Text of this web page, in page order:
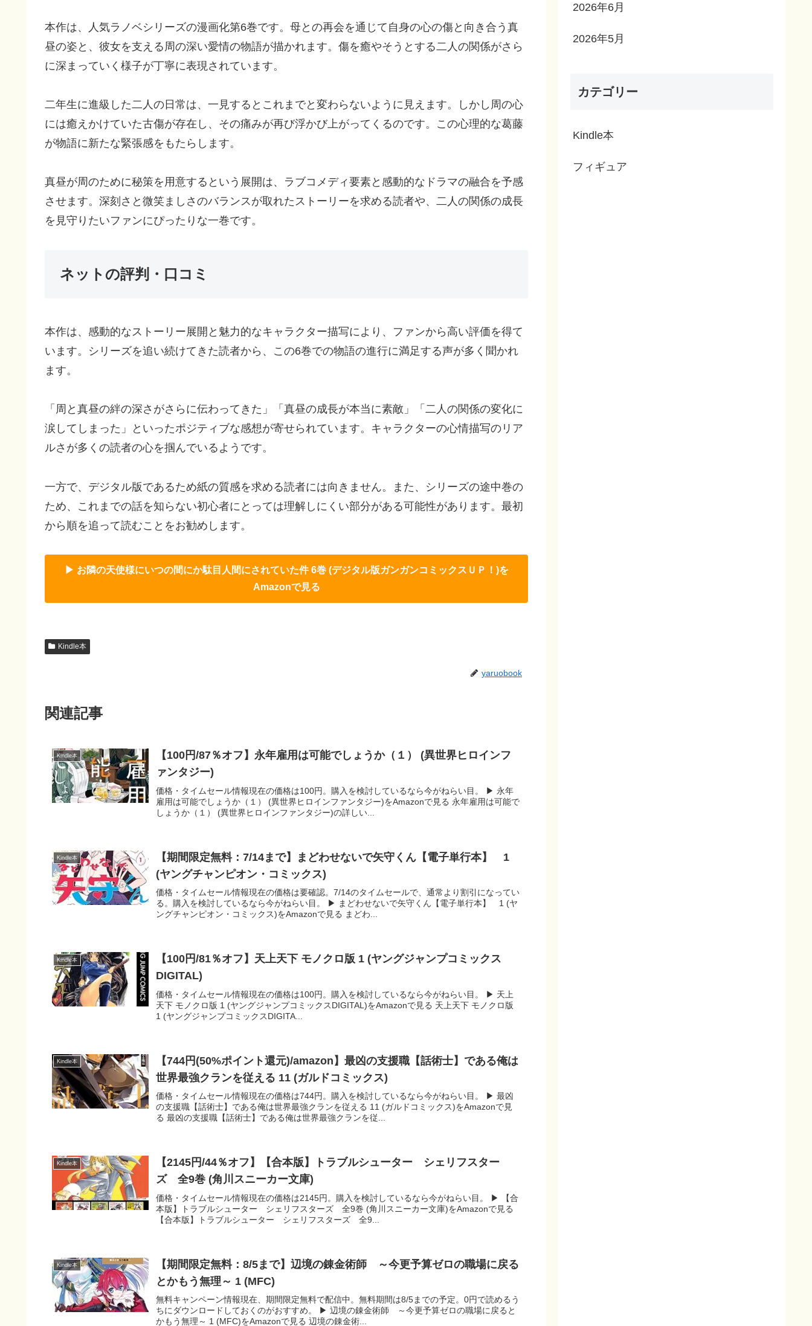
本作は、人気ラノベシリーズの漫画化第6巻です。母との再会を通じて自身の心の傷と向き合う真
昼の姿と、彼女を支える周の深い愛情の物語が描かれます。傷を癒やそうとする二人の関係がさら
に深まっていく様子が丁寧に表現されています。
二年生に進級した二人の日常は、一見するとこれまでと変わらないように見えます。しかし周の心
には癒えかけていた古傷が存在し、その痛みが再び浮かび上がってくるのです。この心理的な葛藤
が物語に新たな緊張感をもたらします。
真昼が周のために秘策を用意するという展開は、ラブコメディ要素と感動的なドラマの融合を予感
させます。深刻さと微笑ましさのバランスが取れたストーリーを求める読者や、二人の関係の成長
を見守りたいファンにぴったりな一巻です。
ネットの評判・口コミ
本作は、感動的なストーリー展開と魅力的なキャラクター描写により、ファンから高い評価を得て
います。シリーズを追い続けてきた読者から、この6巻での物語の進行に満足する声が多く聞かれ
ます。
「周と真昼の絆の深さがさらに伝わってきた」「真昼の成長が本当に素敵」「二人の関係の変化に
涙してしまった」といったポジティブな感想が寄せられています。キャラクターの心情描写のリア
ルさが多くの読者の心を掴んでいるようです。
一方で、デジタル版であるため紙の質感を求める読者には向きません。また、シリーズの途中巻の
ため、これまでの話を知らない初心者にとっては理解しにくい部分がある可能性があります。最初
から順を追って読むことをお勧めします。
▶ お隣の天使様にいつの間にか駄目人間にされていた件 6巻 (デジタル版ガンガンコミックスＵＰ！)を
Amazonで見る
Kindle本
yaruobook
関連記事
Kindle本
【100円/87％オフ】永年雇用は可能でしょうか（１） (異世界ヒロインフ
ァンタジー)
価格・タイムセール情報現在の価格は100円。購入を検討しているなら今がねらい目。 ▶ 永年
雇用は可能でしょうか（１） (異世界ヒロインファンタジー)をAmazonで見る 永年雇用は可能で
しょうか（１） (異世界ヒロインファンタジー)の詳しい...
Kindle本
【期間限定無料：7/14まで】まどわせないで矢守くん【電子単行本】 1
(ヤングチャンピオン・コミックス)
価格・タイムセール情報現在の価格は要確認。7/14のタイムセールで、通常より割引になってい
る。購入を検討しているなら今がねらい目。 ▶ まどわせないで矢守くん【電子単行本】 1 (ヤ
ングチャンピオン・コミックス)をAmazonで見る まどわ...
Kindle本
【100円/81％オフ】天上天下 モノクロ版 1 (ヤングジャンプコミックス
DIGITAL)
価格・タイムセール情報現在の価格は100円。購入を検討しているなら今がねらい目。 ▶ 天上
天下 モノクロ版 1 (ヤングジャンプコミックスDIGITAL)をAmazonで見る 天上天下 モノクロ版
1 (ヤングジャンプコミックスDIGITA...
Kindle本
【744円(50%ポイント還元)/amazon】最凶の支援職【話術士】である俺は
世界最強クランを従える 11 (ガルドコミックス)
価格・タイムセール情報現在の価格は744円。購入を検討しているなら今がねらい目。 ▶ 最凶
の支援職【話術士】である俺は世界最強クランを従える 11 (ガルドコミックス)をAmazonで見
る 最凶の支援職【話術士】である俺は世界最強クランを従...
Kindle本
【2145円/44％オフ】【合本版】トラブルシューター シェリフスター
ズ 全9巻 (角川スニーカー文庫)
価格・タイムセール情報現在の価格は2145円。購入を検討しているなら今がねらい目。 ▶ 【合
本版】トラブルシューター シェリフスターズ 全9巻 (角川スニーカー文庫)をAmazonで見る
【合本版】トラブルシューター シェリフスターズ 全9...
Kindle本
【期間限定無料：8/5まで】辺境の錬金術師 ～今更予算ゼロの職場に戻る
とかもう無理～ 1 (MFC)
無料キャンペーン情報現在、期間限定無料で配信中。無料期間は8/5までの予定。0円で読めるう
ちにダウンロードしておくのがおすすめ。 ▶ 辺境の錬金術師 ～今更予算ゼロの職場に戻ると
かもう無理～ 1 (MFC)をAmazonで見る 辺境の錬金術...
2026年6月
2026年5月
カテゴリー
Kindle本
フィギュア